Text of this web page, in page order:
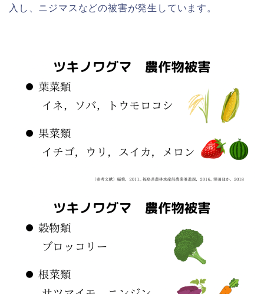
入し、ニジマスなどの被害が発生しています。